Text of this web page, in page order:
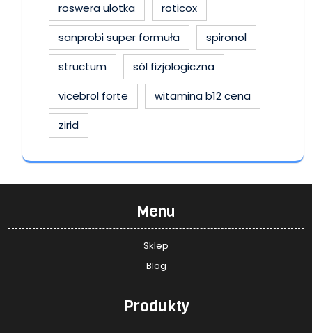
roswera ulotka
roticox
sanprobi super formuła
spironol
structum
sól fizjologiczna
vicebrol forte
witamina b12 cena
zirid
Menu
Sklep
Blog
Produkty